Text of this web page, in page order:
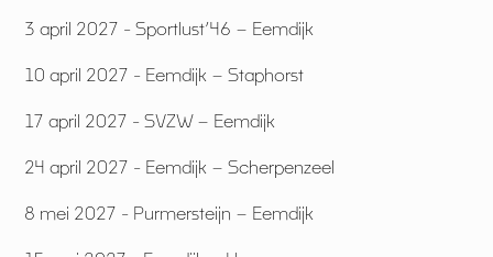
3 april 2027 - Sportlust’46 – Eemdijk
10 april 2027 - Eemdijk – Staphorst
17 april 2027 - SVZW – Eemdijk
24 april 2027 - Eemdijk – Scherpenzeel
8 mei 2027 - Purmersteijn – Eemdijk